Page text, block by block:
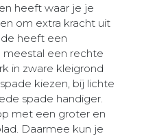
heeft waar je je
om extra kracht uit
heeft een
een rechte
in zware kleigrond
kiezen, bij lichte
spade handiger.
met een groter en
Daarmee kun je